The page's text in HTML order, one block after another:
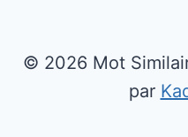
© 2026 Mot
par